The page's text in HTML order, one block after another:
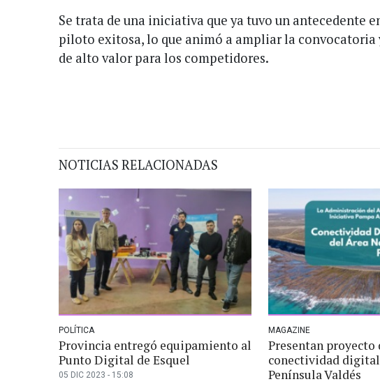
Se trata de una iniciativa que ya tuvo un antecedente
piloto exitosa, lo que animó a ampliar la convocatoria
de alto valor para los competidores.
NOTICIAS RELACIONADAS
POLÍTICA
Provincia entregó equipamiento al
Punto Digital de Esquel
05 DIC 2023 - 15:08
MAGAZINE
Presentan proyecto
conectividad
Península Valdés